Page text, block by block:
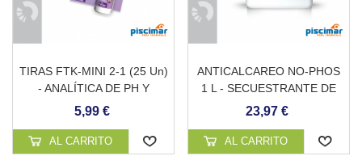
TIRAS FTK-MINI 2-1 (25 Un)
- ANALÍTICA DE PH Y
CLORO PARA PISCINAS
5,99 €
AL CARRITO
ANTICALCAREO NO-PHOS
1 L - SECUESTRANTE DE
CAL
23,97 €
AL CARRITO